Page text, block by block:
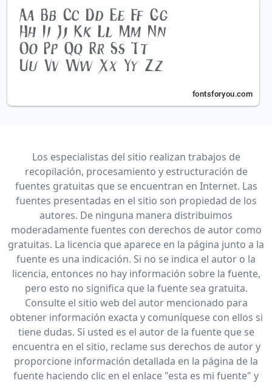
Los especialistas del sitio realizan trabajos de
recopilación, procesamiento y estructuración de
fuentes gratuitas que se encuentran en Internet. Las
fuentes presentadas en el sitio son propiedad de los
autores. De ninguna manera distribuimos
moderadamente fuentes con derechos de autor como
gratuitas. La licencia que aparece en la página junto a la
fuente es una indicación. Si no se indica el autor o la
licencia, entonces no hay información sobre la fuente,
pero esto no significa que la fuente sea gratuita.
Consulte el sitio web del autor mencionado para
obtener información exacta y comuníquese con ellos si
tiene dudas. Si usted es el autor de la fuente que se
encuentra en el sitio, reclame sus derechos de autor y
proporcione información detallada en la página de la
fuente haciendo clic en el enlace "esta es mi fuente" y